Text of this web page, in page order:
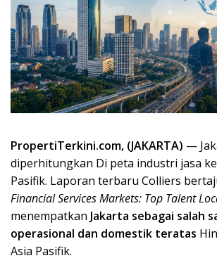
PropertiTerkini.com, (JAKARTA) —
diperhitungkan Di peta industri jasa
Pasifik. Laporan terbaru Colliers
Financial Services Markets: Top Talent
menempatkan Jakarta sebagai salah
operasional dan domestik teratas
Asia Pasifik.